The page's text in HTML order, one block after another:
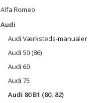
Alfa Romeo
Audi
Audi Værksteds-manualer
Audi 50 (86)
Audi 60
Audi 75
Audi 80 B1 (80, 82)